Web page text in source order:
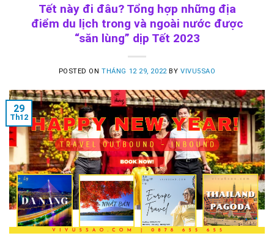
Tết này đi đâu? Tổng hợp những địa
điểm du lịch trong và ngoài nước được
“săn lùng” dịp Tết 2023
POSTED ONTHÁNG 12 29, 2022BY VIVU5SAO
29
Th12